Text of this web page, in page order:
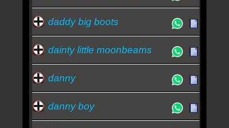
daddy big boots
dainty little moonbeams
danny
danny boy